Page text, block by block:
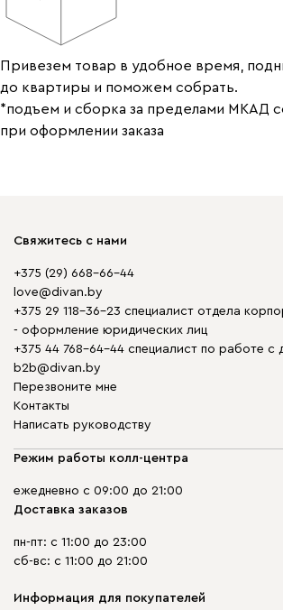
Привезем товар в удобное время,
до квартиры и поможем собрать.
*подъем и сборка за пределами МКАД
при оформлении заказа
Свяжитесь с нами
+375 (29) 668-66-44
love@divan.by
+375 29 118-36-23 специалист отдела
- оформление юридических лиц
+375 44 768-64-44 специалист по работе с
b2b@divan.by
Перезвоните мне
Контакты
Написать руководству
Режим работы колл-центра
ежедневно с 09:00 до 21:00
Доставка заказов
пн-пт: с 11:00 до 23:00
сб-вс: с 11:00 до 21:00
Информация для покупателей